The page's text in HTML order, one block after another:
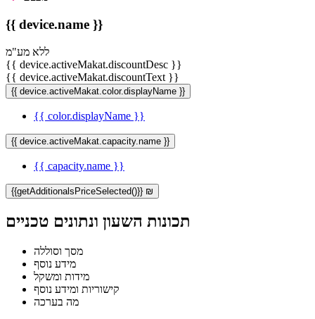
{{ device.name }}
ללא מע"מ
{{ device.activeMakat.discountDesc }}
{{ device.activeMakat.discountText }}
{{ device.activeMakat.color.displayName }}
{{ color.displayName }}
{{ device.activeMakat.capacity.name }}
{{ capacity.name }}
{{getAdditionalsPriceSelected()}} ₪
תכונות השעון ונתונים טכניים
מסך וסוללה
מידע נוסף
מידות ומשקל
קישוריות ומידע נוסף
מה בערכה